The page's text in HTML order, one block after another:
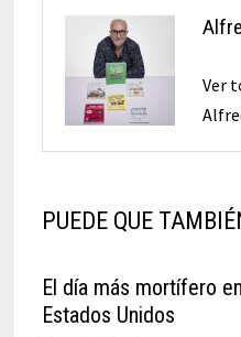
Ver
PUEDE QUE
El día más mortífero
Estados Unidos